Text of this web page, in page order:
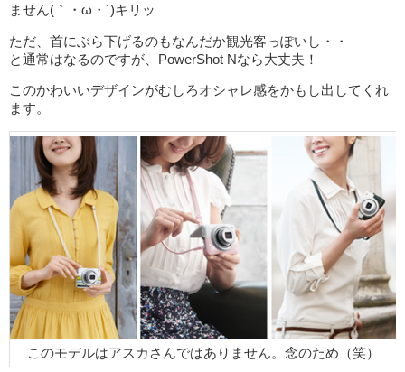
ません(｀・ω・´)キリッ
ただ、首にぶら下げるのもなんだか観光客っぽいし・・
と通常はなるのですが、PowerShot Nなら大丈夫！
このかわいいデザインがむしろオシャレ感をかもし出してくれ
ます。
このモデルはアスカさんではありません。念のため（笑）